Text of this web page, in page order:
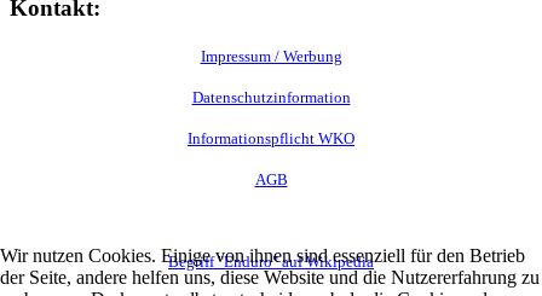
Kontakt:
Impressum / Werbung
Datenschutzinformation
Informationspflicht WKO
AGB
Begriff "Enduro" auf Wikipedia
Wir nutzen Cookies. Einige von ihnen sind essenziell für den Betrieb
der Seite, andere helfen uns, diese Website und die Nutzererfahrung zu